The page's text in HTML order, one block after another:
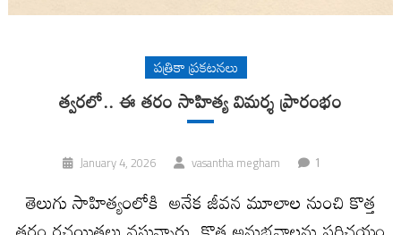
పత్రికా ప్రకటనలు
త్వరలో.. ఈ తరం సాహిత్య విమర్శ ప్రారంభం
January 4, 2026 vasantha megham 1
తెలుగు సాహిత్యంలోకి అనేక జీవ‌న మూలాల నుంచి కొత్త